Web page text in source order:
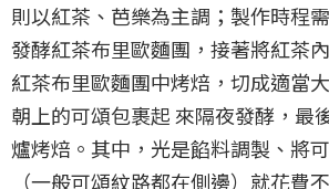
則以紅茶、芭樂為主調；製作時程
發酵紅茶布里歐麵團，接著將紅茶
紅茶布里歐麵團中烤焙，切成適當
朝上的可頌包裹起 來隔夜發酵，最
爐烤焙。其中，光是餡料調製、將
（一般可頌紋路都在側邊）就花費